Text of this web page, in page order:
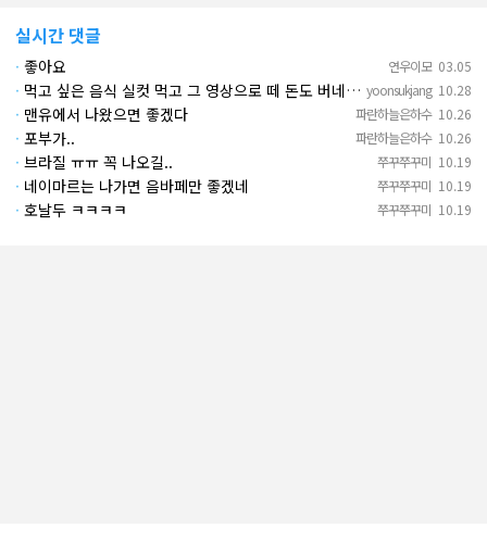
실시간 댓글
연우이모 03.05
· 좋아요
yoonsukjang 10.28
· 먹고 싶은 음식 실컷 먹고 그 영상으로 떼 돈도 버네 ㄷㄷ. 하고 싶은 것만 하고 부자되네.
파란하늘은하수 10.26
· 맨유에서 나왔으면 좋겠다
파란하늘은하수 10.26
· 포부가..
쭈꾸쭈꾸미 10.19
· 브라질 ㅠㅠ 꼭 나오길..
쭈꾸쭈꾸미 10.19
· 네이마르는 나가면 음바페만 좋겠네
쭈꾸쭈꾸미 10.19
· 호날두 ㅋㅋㅋㅋ